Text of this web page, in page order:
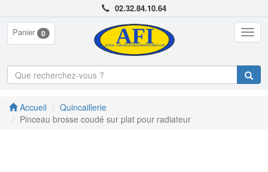
02.32.84.10.64
Panier 0
Accueil
Quincaillerie
Pinceau brosse coudé sur plat pour radiateur